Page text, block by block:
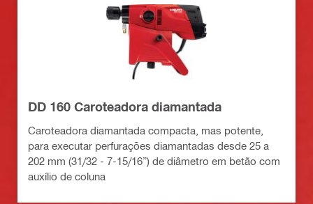
DD 160 Caroteadora diamantada
Caroteadora diamantada compacta, mas potente,
para executar perfurações diamantadas desde 25 a
202 mm (31/32 - 7-15/16”) de diâmetro em betão com
auxílio de coluna